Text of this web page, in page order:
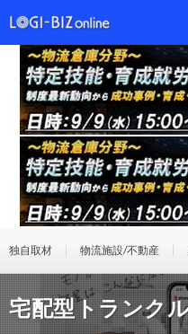
独自取材 物流施設/不動産
宅配型トランク